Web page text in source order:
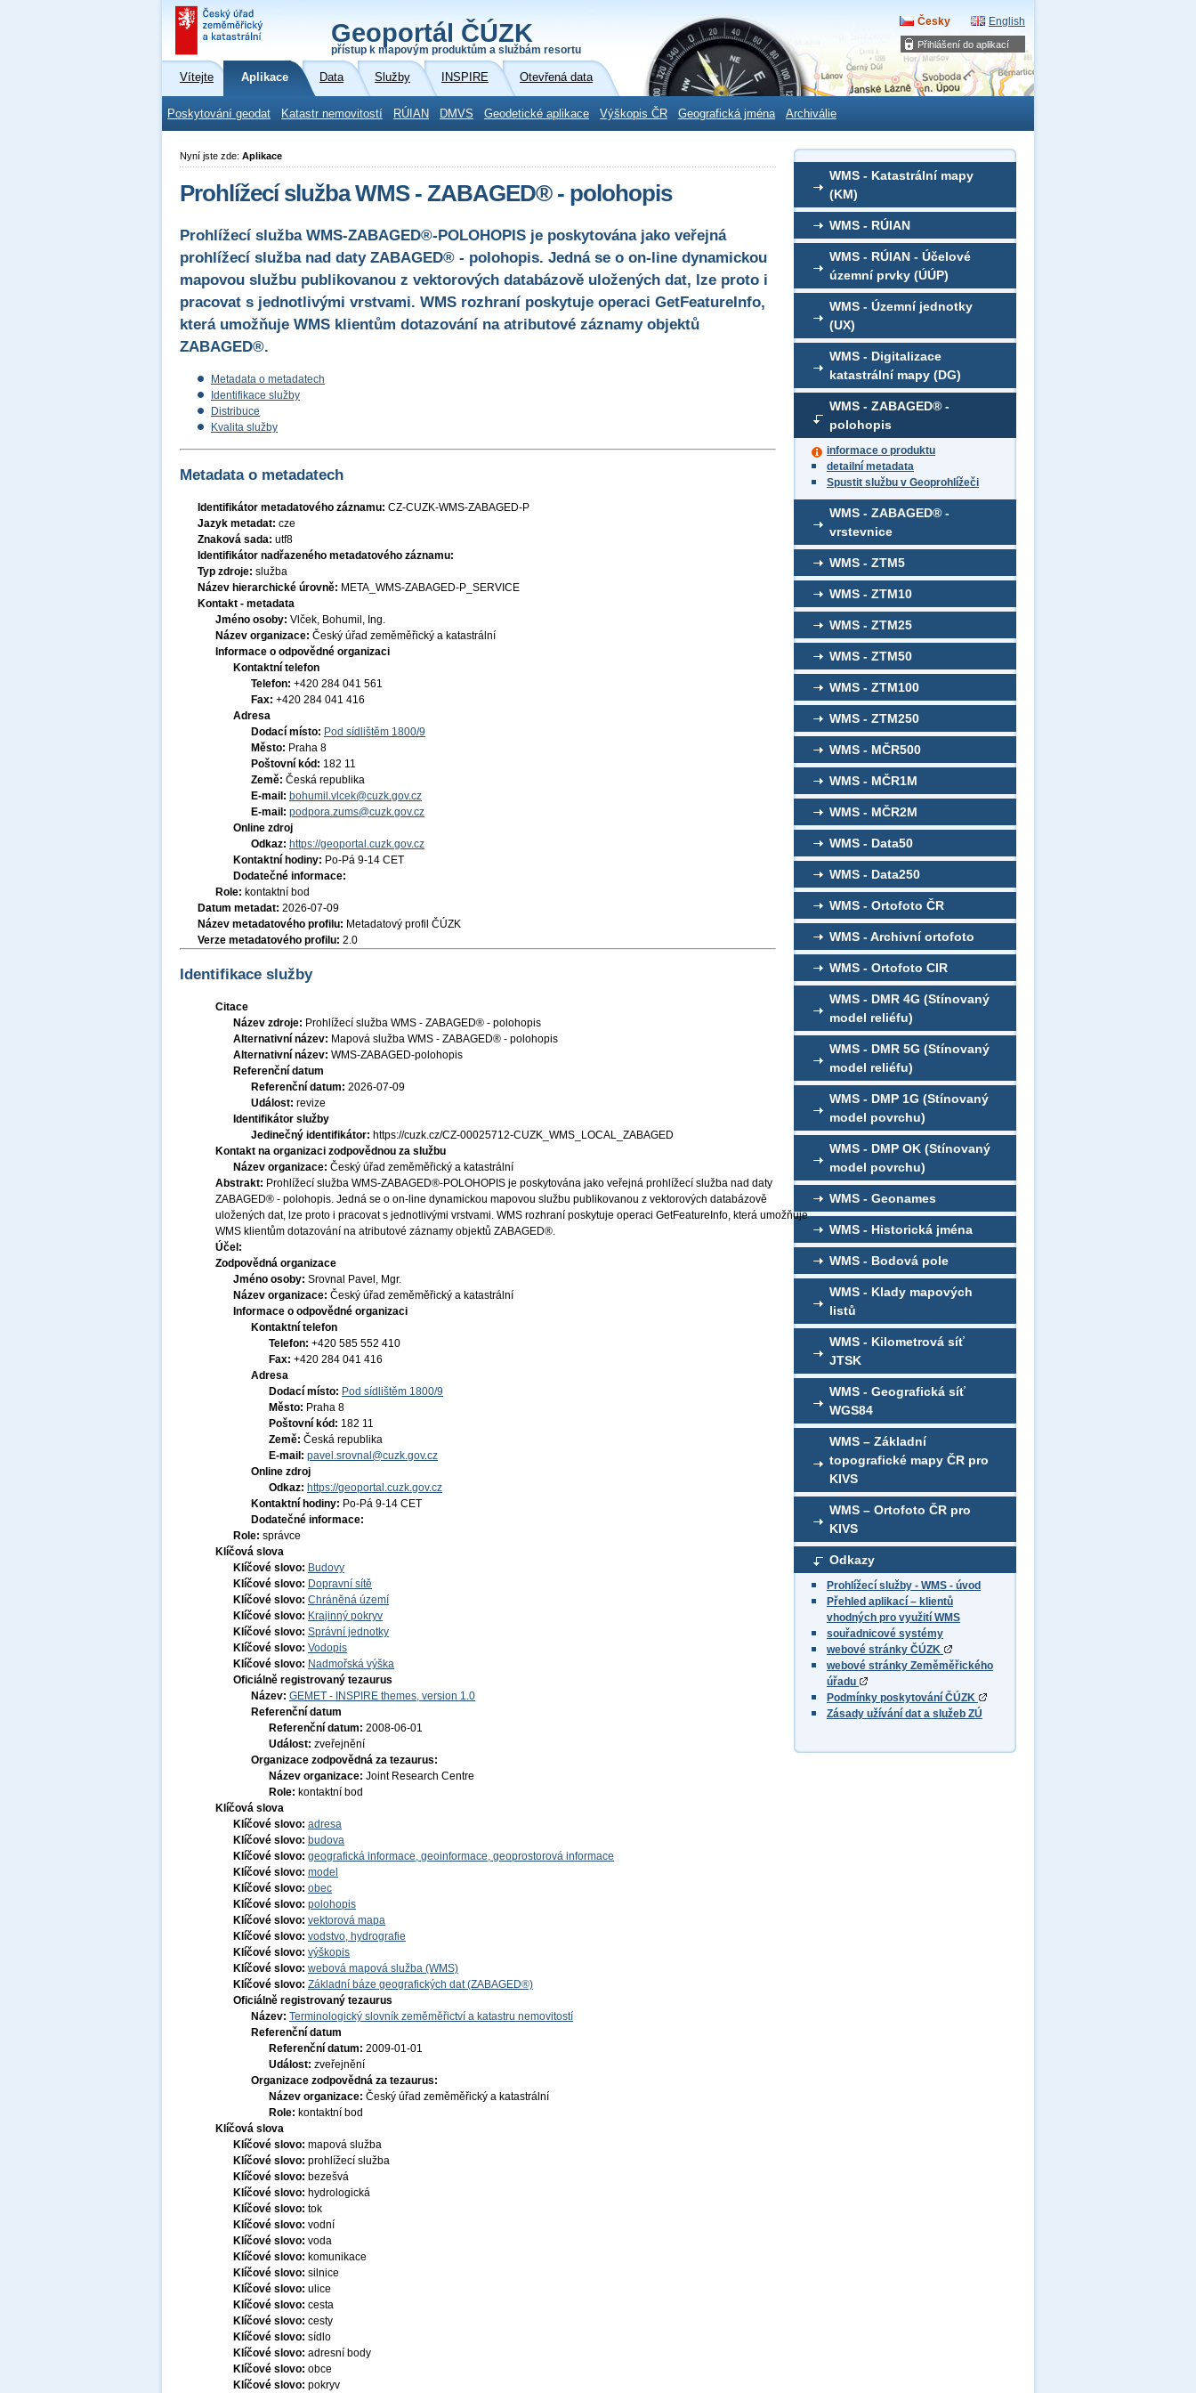
Přihlášení do aplikací
Geoportál ČÚZK
přístup k mapovým produktům a službám resortu
Česky English
Vítejte Aplikace Data Služby INSPIRE Otevřená data
Poskytování geodat Katastr nemovitostí RÚIAN DMVS Geodetické aplikace Výškopis ČR Geografická jména Archiválie
WMS - Katastrální mapy
(KM)
WMS - RÚIAN
WMS - RÚIAN - Účelové
územní prvky (ÚÚP)
WMS - Územní jednotky
(UX)
WMS - Digitalizace
katastrální mapy (DG)
WMS - ZABAGED® -
polohopis
informace o produktu
detailní metadata
Spustit službu v Geoprohlížeči
WMS - ZABAGED® -
vrstevnice
WMS - ZTM5
WMS - ZTM10
WMS - ZTM25
WMS - ZTM50
WMS - ZTM100
WMS - ZTM250
WMS - MČR500
WMS - MČR1M
WMS - MČR2M
WMS - Data50
WMS - Data250
WMS - Ortofoto ČR
WMS - Archivní ortofoto
WMS - Ortofoto CIR
WMS - DMR 4G (Stínovaný
model reliéfu)
WMS - DMR 5G (Stínovaný
model reliéfu)
WMS - DMP 1G (Stínovaný
model povrchu)
WMS - DMP OK (Stínovaný
model povrchu)
WMS - Geonames
WMS - Historická jména
WMS - Bodová pole
WMS - Klady mapových
listů
WMS - Kilometrová síť
JTSK
WMS - Geografická síť
WGS84
WMS – Základní
topografické mapy ČR pro
KIVS
WMS – Ortofoto ČR pro
KIVS
Odkazy
Prohlížecí služby - WMS - úvod
Přehled aplikací – klientů
vhodných pro využití WMS
souřadnicové systémy
webové stránky ČÚZK
webové stránky Zeměměřického
úřadu
Podmínky poskytování ČÚZK
Zásady užívání dat a služeb ZÚ
Nyní jste zde: Aplikace
Prohlížecí služba WMS - ZABAGED® - polohopis
Prohlížecí služba WMS-ZABAGED®-POLOHOPIS je poskytována jako veřejná
prohlížecí služba nad daty ZABAGED® - polohopis. Jedná se o on-line dynamickou
mapovou službu publikovanou z vektorových databázově uložených dat, lze proto i
pracovat s jednotlivými vrstvami. WMS rozhraní poskytuje operaci GetFeatureInfo,
která umožňuje WMS klientům dotazování na atributové záznamy objektů
ZABAGED®.
Metadata o metadatech
Identifikace služby
Distribuce
Kvalita služby
Metadata o metadatech
Identifikátor metadatového záznamu: CZ-CUZK-WMS-ZABAGED-P
Jazyk metadat: cze
Znaková sada: utf8
Identifikátor nadřazeného metadatového záznamu:
Typ zdroje: služba
Název hierarchické úrovně: META_WMS-ZABAGED-P_SERVICE
Kontakt - metadata
Jméno osoby: Vlček, Bohumil, Ing.
Název organizace: Český úřad zeměměřický a katastrální
Informace o odpovědné organizaci
Kontaktní telefon
Telefon: +420 284 041 561
Fax: +420 284 041 416
Adresa
Dodací místo: Pod sídlištěm 1800/9
Město: Praha 8
Poštovní kód: 182 11
Země: Česká republika
E-mail: bohumil.vlcek@cuzk.gov.cz
E-mail: podpora.zums@cuzk.gov.cz
Online zdroj
Odkaz: https://geoportal.cuzk.gov.cz
Kontaktní hodiny: Po-Pá 9-14 CET
Dodatečné informace:
Role: kontaktní bod
Datum metadat: 2026-07-09
Název metadatového profilu: Metadatový profil ČÚZK
Verze metadatového profilu: 2.0
Identifikace služby
Citace
Název zdroje: Prohlížecí služba WMS - ZABAGED® - polohopis
Alternativní název: Mapová služba WMS - ZABAGED® - polohopis
Alternativní název: WMS-ZABAGED-polohopis
Referenční datum
Referenční datum: 2026-07-09
Událost: revize
Identifikátor služby
Jedinečný identifikátor: https://cuzk.cz/CZ-00025712-CUZK_WMS_LOCAL_ZABAGED
Kontakt na organizaci zodpovědnou za službu
Název organizace: Český úřad zeměměřický a katastrální
Abstrakt: Prohlížecí služba WMS-ZABAGED®-POLOHOPIS je poskytována jako veřejná prohlížecí služba nad daty
ZABAGED® - polohopis. Jedná se o on-line dynamickou mapovou službu publikovanou z vektorových databázově
uložených dat, lze proto i pracovat s jednotlivými vrstvami. WMS rozhraní poskytuje operaci GetFeatureInfo, která umožňuje
WMS klientům dotazování na atributové záznamy objektů ZABAGED®.
Účel:
Zodpovědná organizace
Jméno osoby: Srovnal Pavel, Mgr.
Název organizace: Český úřad zeměměřický a katastrální
Informace o odpovědné organizaci
Kontaktní telefon
Telefon: +420 585 552 410
Fax: +420 284 041 416
Adresa
Dodací místo: Pod sídlištěm 1800/9
Město: Praha 8
Poštovní kód: 182 11
Země: Česká republika
E-mail: pavel.srovnal@cuzk.gov.cz
Online zdroj
Odkaz: https://geoportal.cuzk.gov.cz
Kontaktní hodiny: Po-Pá 9-14 CET
Dodatečné informace:
Role: správce
Klíčová slova
Klíčové slovo: Budovy
Klíčové slovo: Dopravní sítě
Klíčové slovo: Chráněná území
Klíčové slovo: Krajinný pokryv
Klíčové slovo: Správní jednotky
Klíčové slovo: Vodopis
Klíčové slovo: Nadmořská výška
Oficiálně registrovaný tezaurus
Název: GEMET - INSPIRE themes, version 1.0
Referenční datum
Referenční datum: 2008-06-01
Událost: zveřejnění
Organizace zodpovědná za tezaurus:
Název organizace: Joint Research Centre
Role: kontaktní bod
Klíčová slova
Klíčové slovo: adresa
Klíčové slovo: budova
Klíčové slovo: geografická informace, geoinformace, geoprostorová informace
Klíčové slovo: model
Klíčové slovo: obec
Klíčové slovo: polohopis
Klíčové slovo: vektorová mapa
Klíčové slovo: vodstvo, hydrografie
Klíčové slovo: výškopis
Klíčové slovo: webová mapová služba (WMS)
Klíčové slovo: Základní báze geografických dat (ZABAGED®)
Oficiálně registrovaný tezaurus
Název: Terminologický slovník zeměměřictví a katastru nemovitostí
Referenční datum
Referenční datum: 2009-01-01
Událost: zveřejnění
Organizace zodpovědná za tezaurus:
Název organizace: Český úřad zeměměřický a katastrální
Role: kontaktní bod
Klíčová slova
Klíčové slovo: mapová služba
Klíčové slovo: prohlížecí služba
Klíčové slovo: bezešvá
Klíčové slovo: hydrologická
Klíčové slovo: tok
Klíčové slovo: vodní
Klíčové slovo: voda
Klíčové slovo: komunikace
Klíčové slovo: silnice
Klíčové slovo: ulice
Klíčové slovo: cesta
Klíčové slovo: cesty
Klíčové slovo: sídlo
Klíčové slovo: adresní body
Klíčové slovo: obce
Klíčové slovo: pokryv